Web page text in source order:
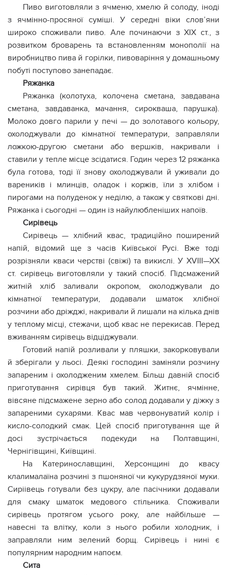
Пиво виготовляли з ячменю, хмелю й солоду, іноді
з ячмінно-просяної суміші. У середні віки слов’яни
широко споживали пиво. Але починаючи з XIX ст., з
розвитком броварень та встановленням монополії на
виробництво пива й горілки, пивоваріння у домашньому
побуті поступово занепадає.
Ряжанка
Ряжанка (колотуха, колочена сметана, завдавана
сметана, завдаванка, мачання, сирокваша, парушка).
Молоко довго парили у печі — до золотавого кольору,
охолоджували до кімнатної температури, заправляли
ложкою-другою сметани або вершків, накривали і
ставили у тепле місце зсідатися. Годин через 12 ряжанка
була готова, тоді її знову охолоджували й уживали до
вареників і млинців, оладок і коржів, їли з хлібом і
пирогами на полуденок у неділю, а також у святкові дні.
Ряжанка і сьогодні — один із найулюбленіших напоїв.
Сирівець
Сирівець — хлібний квас, традиційно поширений
напій, відомий ще з часів Київської Русі. Вже тоді
розрізняли кваси черстві (свіжі) та викислі. У XVIII—XX
ст. сирівець виготовляли у такий спосіб. Підсмажений
житній хліб заливали окропом, охолоджували до
кімнатної температури, додавали шматок хлібної
розчини або дріжджі, накривали й лишали на кілька днів
у теплому місці, стежачи, щоб квас не перекисав. Перед
вживанням сирівець відціджували.
Готовий напій розливали у пляшки, закорковували
й зберігали у льосі. Деякі господині заміняли розчину
запареним і охолодженим хмелем. Більш давній спосіб
приготування сирівця був такий. Житнє, ячмінне,
вівсяне підсмажене зерно або солод додавали у діжку з
запареними сухарями. Квас мав червонуватий колір і
кисло-солодкий смак. Цей спосіб приготування ще й
досі зустрічається подекуди на Полтавщині,
Чернігівщині, Київщині.
На Катеринославщині, Херсонщині до квасу
клалималаїна розчині з пшоняної чи кукурудзяної муки.
Сиріівець готували без цукру, але пасічники додавали
для смаку шматок медового стільника. Споживали
сирівець протягом усього року, але найбільше —
навесні та влітку, коли з нього робили холодник, і
заправляли ним зелений борщ. Сирівець і нині є
популярним народним напоєм.
Сита